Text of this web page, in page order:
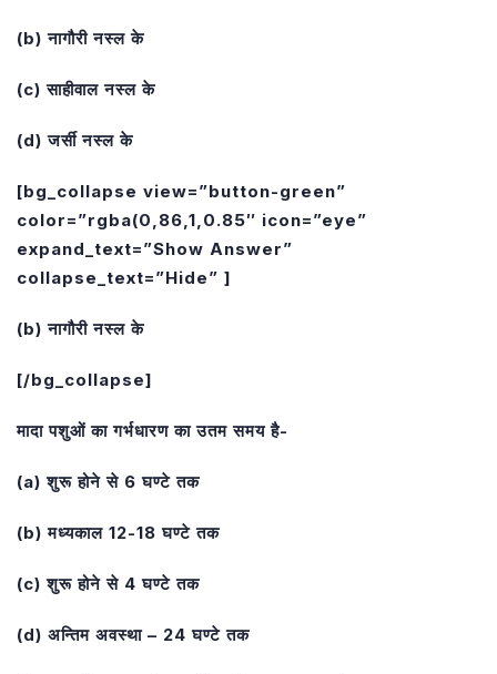
(b) नागौरी नस्ल के
(c) साहीवाल नस्ल के
(d) जर्सी नस्ल के
[bg_collapse view=”button-green”
color=”rgba(0,86,1,0.85″ icon=”eye”
expand_text=”Show Answer”
collapse_text=”Hide” ]
(b) नागौरी नस्ल के
[/bg_collapse]
मादा पशुओं का गर्भधारण का उतम समय है-
(a) शुरू होने से 6 घण्टे तक
(b) मध्यकाल 12-18 घण्टे तक
(c) शुरू होने से 4 घण्टे तक
(d) अन्तिम अवस्था – 24 घण्टे तक